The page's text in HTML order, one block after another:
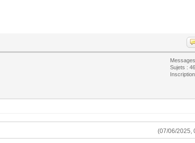
Sujets : 46
(07/06/2025,